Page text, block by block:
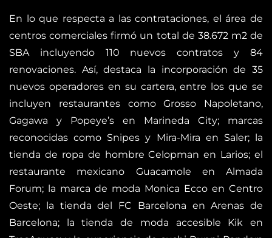
En lo que respecta a las contrataciones, el área de
centros comerciales firmó un total de 38.672 m2 de
SBA incluyendo 110 nuevos contratos y 84
renovaciones. Así, destaca la incorporación de 35
nuevos operadores en su cartera, entre los que se
incluyen restaurantes como Grosso Napoletano,
Gagawa y Popeye’s en Marineda City; marcas
reconocidas como Snipes y Mira-Mira en Saler; la
tienda de ropa de hombre Celopman en Larios; el
restaurante mexicano Guacamole en Almada
Forum; la marca de moda Monica Ecco en Centro
Oeste; la tienda del FC Barcelona en Arenas de
Barcelona; la tienda de moda accesible Kik en